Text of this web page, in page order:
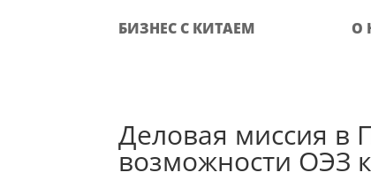
БИЗНЕС С КИТАЕМ О
‍Деловая миссия в
возможности ОЭЗ